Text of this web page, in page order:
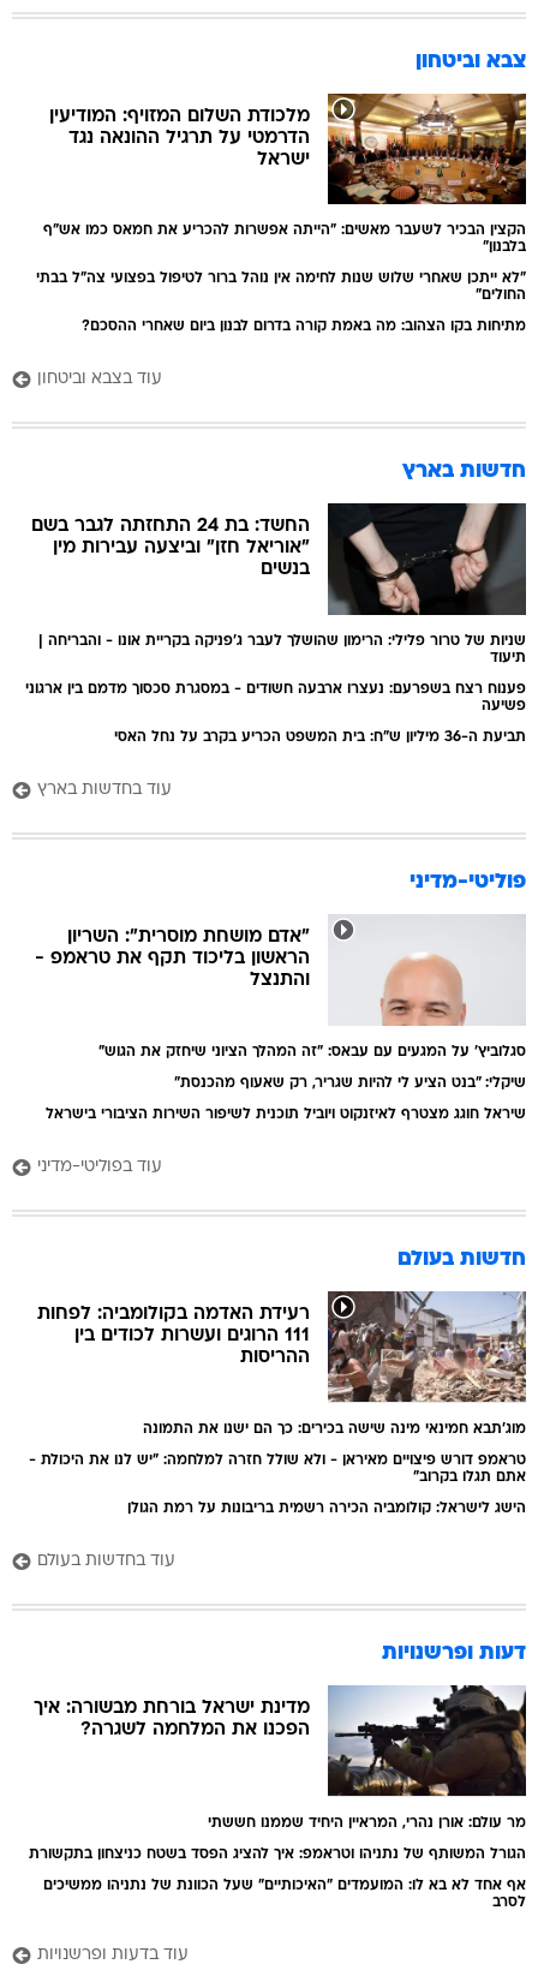
צבא וביטחון
מלכודת השלום המזויף: המודיעין
הדרמטי על תרגיל ההונאה נגד
ישראל
הקצין הבכיר לשעבר מאשים: "הייתה אפשרות להכריע את חמאס כמו אש"ף
בלבנון"
"לא ייתכן שאחרי שלוש שנות לחימה אין נוהל ברור לטיפול בפצועי צה"ל בבתי
החולים"
מתיחות בקו הצהוב: מה באמת קורה בדרום לבנון ביום שאחרי ההסכם?
עוד בצבא וביטחון
חדשות בארץ
החשד: בת 24 התחזתה לגבר בשם
"אוריאל חזן" וביצעה עבירות מין
בנשים
שניות של טרור פלילי: הרימון שהושלך לעבר ג'פניקה בקריית אונו - והבריחה |
תיעוד
פענוח רצח בשפרעם: נעצרו ארבעה חשודים - במסגרת סכסוך מדמם בין ארגוני
פשיעה
תביעת ה-36 מיליון ש"ח: בית המשפט הכריע בקרב על נחל האסי
עוד בחדשות בארץ
פוליטי-מדיני
"אדם מושחת מוסרית": השריון
הראשון בליכוד תקף את טראמפ -
והתנצל
סגלוביץ' על המגעים עם עבאס: "זה המהלך הציוני שיחזק את הגוש"
שיקלי: "בנט הציע לי להיות שגריר, רק שאעוף מהכנסת"
שיראל חוגג מצטרף לאיזנקוט ויוביל תוכנית לשיפור השירות הציבורי בישראל
עוד בפוליטי-מדיני
חדשות בעולם
רעידת האדמה בקולומביה: לפחות
111 הרוגים ועשרות לכודים בין
ההריסות
מוג'תבא חמינאי מינה שישה בכירים: כך הם ישנו את התמונה
טראמפ דורש פיצויים מאיראן - ולא שולל חזרה למלחמה: "יש לנו את היכולת -
אתם תגלו בקרוב"
הישג לישראל: קולומביה הכירה רשמית בריבונות על רמת הגולן
עוד בחדשות בעולם
דעות ופרשנויות
מדינת ישראל בורחת מבשורה: איך
הפכנו את המלחמה לשגרה?
מר עולם: אורן נהרי, המראיין היחיד שממנו חששתי
הגורל המשותף של נתניהו וטראמפ: איך להציג הפסד בשטח כניצחון בתקשורת
אף אחד לא בא לו: המועמדים "האיכותיים" שעל הכוונת של נתניהו ממשיכים
לסרב
עוד בדעות ופרשנויות